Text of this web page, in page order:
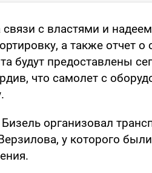
с властями и
а также отчет
будут предоставлены
что самолет с
организовал
у которого